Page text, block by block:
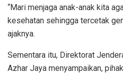
“Mari menjaga anak-anak kita
kesehatan sehingga tercetak
ajaknya.
Sementara itu, Direktorat
Azhar Jaya menyampaikan,